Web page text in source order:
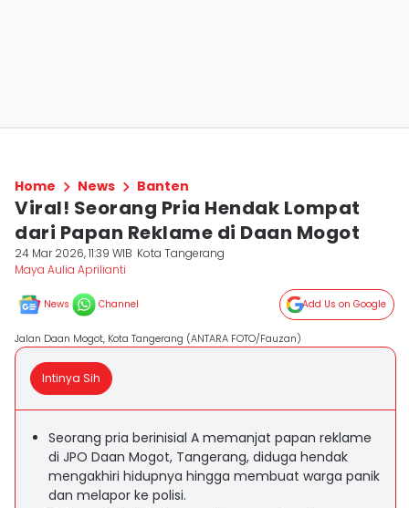
Home News Banten
Viral! Seorang Pria Hendak Lompat
dari Papan Reklame di Daan Mogot
24 Mar 2026, 11:39 WIB Kota Tangerang
Maya Aulia Aprilianti
News Channel Add Us on Google
Jalan Daan Mogot, Kota Tangerang (ANTARA FOTO/Fauzan)
Intinya Sih
Seorang pria berinisial A memanjat papan reklame
di JPO Daan Mogot, Tangerang, diduga hendak
mengakhiri hidupnya hingga membuat warga panik
dan melapor ke polisi.